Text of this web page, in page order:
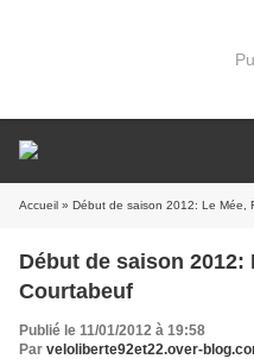
Accueil » Début de saison 2012: Le Mée,
Début de saison 2012:
Courtabeuf
Publié le 11/01/2012 à 19:58
Par veloliberte92et22.over-